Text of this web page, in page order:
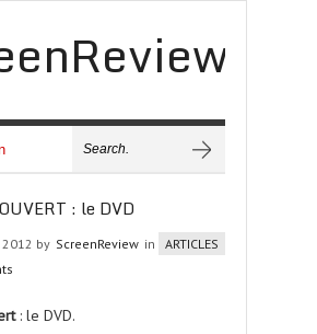
: le DVD
by ScreenReview in
ARTICLES
: le DVD.